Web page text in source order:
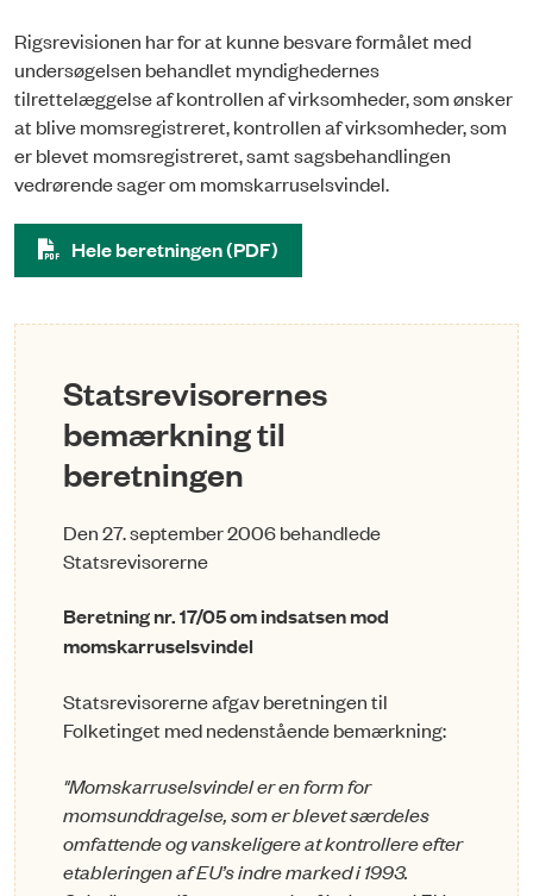
Rigsrevisionen har for at kunne besvare formålet med
undersøgelsen behandlet myndighedernes
tilrettelæggelse af kontrollen af virksomheder, som ønsker
at blive momsregistreret, kontrollen af virksomheder, som
er blevet momsregistreret, samt sagsbehandlingen
vedrørende sager om momskarruselsvindel.
Hele beretningen (PDF)
Statsrevisorernes
bemærkning til
beretningen
Den 27. september 2006 behandlede
Statsrevisorerne
Beretning nr. 17/05 om indsatsen mod
momskarruselsvindel
Statsrevisorerne afgav beretningen til
Folketinget med nedenstående bemærkning:
"Momskarruselsvindel er en form for
momsunddragelse, som er blevet særdeles
omfattende og vanskeligere at kontrollere efter
etableringen af EU’s indre marked i 1993.